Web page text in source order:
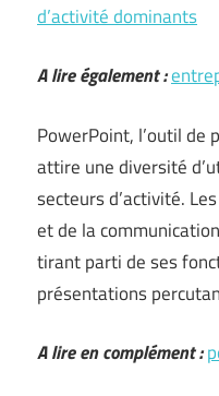
d’activité dominants
A lire également :
PowerPoint, l’outil de
attire une diversité
secteurs d’activité.
et de la
tirant parti de ses
présentations
A lire en complément :